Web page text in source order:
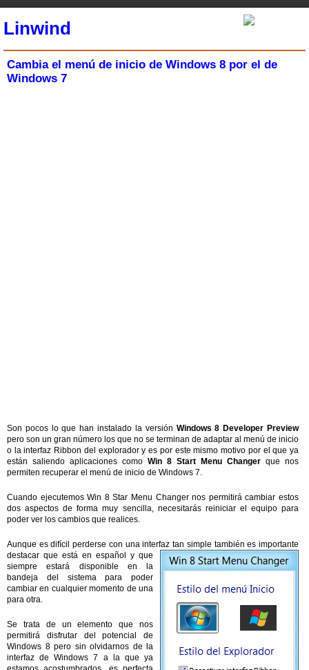
Linwind
Cambia el menú de inicio de Windows 8 por el de
Windows 7
Son pocos lo que han instalado la versión Windows 8 Developer Preview
pero son un gran número los que no se terminan de adaptar al menú de inicio
o la interfaz Ribbon del explorador y es por este mismo motivo por el que ya
están saliendo aplicaciones como Win 8 Start Menu Changer que nos
permiten recuperar el menú de inicio de Windows 7.
Cuando ejecutemos Win 8 Star Menu Changer nos permitirá cambiar estos
dos aspectos de forma muy sencilla, necesitarás reiniciar el equipo para
poder ver los cambios que realices.
Aunque es difícil perderse con una interfaz tan simple también es importante
destacar que está en español y que
siempre estará disponible en la
bandeja del sistema para poder
cambiar en cualquier momento de una
para otra.
Se trata de un elemento que nos
permitirá disfrutar del potencial de
Windows 8 pero sin olvidarnos de la
interfaz de Windows 7 a la que ya